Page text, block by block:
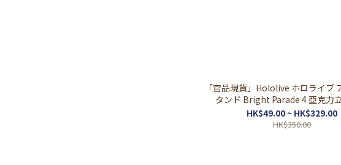
「官品現貨」Hololive ホロライブ アクリルス
タンド Bright Parade 4 亞克力
HK$49.00 ~ HK$329.00
HK$350.00